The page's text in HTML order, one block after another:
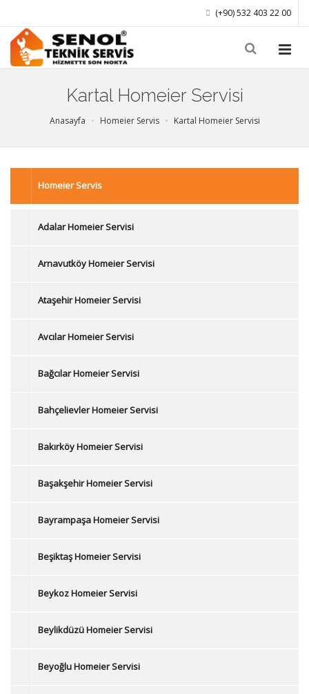
(+90) 532 403 22 00
Kartal Homeier Servisi
Anasayfa Homeier Servis Kartal Homeier Servisi
Homeier Servis
Adalar Homeier Servisi
Arnavutköy Homeier Servisi
Ataşehir Homeier Servisi
Avcılar Homeier Servisi
Bağcılar Homeier Servisi
Bahçelievler Homeier Servisi
Bakırköy Homeier Servisi
Başakşehir Homeier Servisi
Bayrampaşa Homeier Servisi
Beşiktaş Homeier Servisi
Beykoz Homeier Servisi
Beylikdüzü Homeier Servisi
Beyoğlu Homeier Servisi